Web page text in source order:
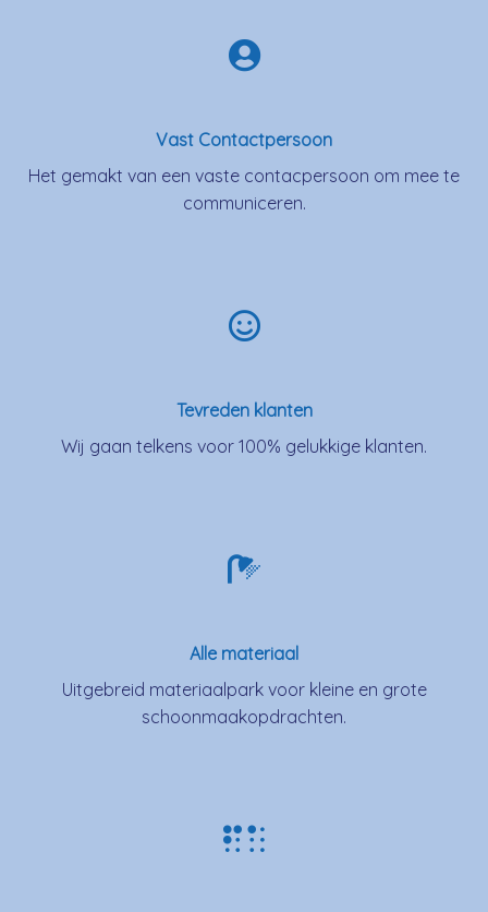
Vast Contactpersoon
Het gemakt van een vaste contacpersoon om mee te
communiceren.
Tevreden klanten
Wij gaan telkens voor 100% gelukkige klanten.
Alle materiaal
Uitgebreid materiaalpark voor kleine en grote
schoonmaakopdrachten.